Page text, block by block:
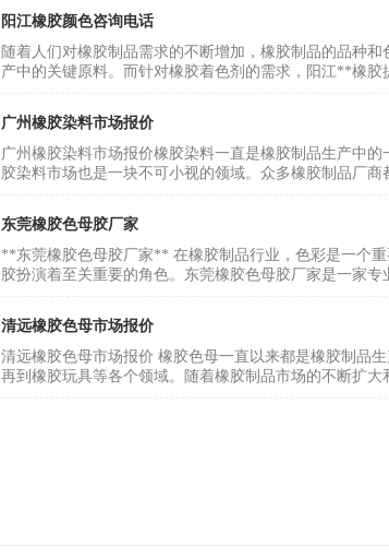
阳江橡胶颜色咨询电话
随着人们对橡胶制品需求的不断增加，橡胶制品的品种
产中的关键原料。而针对橡胶着色剂的需求，阳江**橡
广州橡胶染料市场报价
广州橡胶染料市场报价橡胶染料一直是橡胶制品生产中
胶染料市场也是一块不可小视的领域。众多橡胶制品厂
东莞橡胶色母胶厂家
**东莞橡胶色母胶厂家** 在橡胶制品行业，色彩是一个
胶扮演着至关重要的角色。东莞橡胶色母胶厂家是一家
清远橡胶色母市场报价
清远橡胶色母市场报价 橡胶色母一直以来都是橡胶制品
再到橡胶玩具等各个领域。随着橡胶制品市场的不断扩